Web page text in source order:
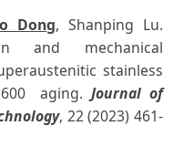
Dong, Shanping Lu.
and mechanical
stainless
aging. Journal of
, 22 (2023) 461-